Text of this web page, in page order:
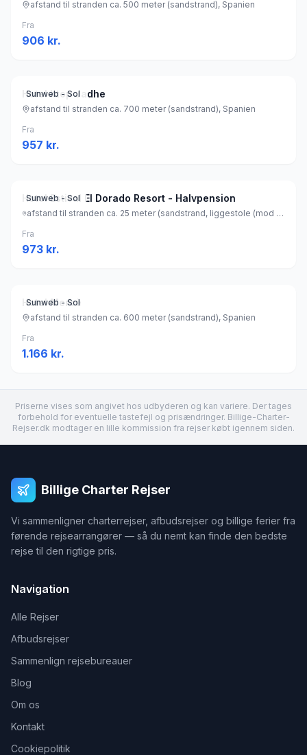
afstand til stranden ca. 500 meter (sandstrand), Spanien
Fra
906 kr.
Sunweb - Sol
Hotel htop Jadhe
afstand til stranden ca. 700 meter (sandstrand), Spanien
Fra
957 kr.
Sunweb - Sol
Hotel Estival El Dorado Resort - Halvpension
afstand til stranden ca. 25 meter (sandstrand, liggestole (mod betaling) , parasol (mod betaling) ), Spanien
Fra
973 kr.
Sunweb - Sol
Hotel Mercè
afstand til stranden ca. 600 meter (sandstrand), Spanien
Fra
1.166 kr.
Priserne vises som angivet hos udbyderen og kan variere. Der tages
forbehold for eventuelle tastefejl og prisændringer. Billige-Charter-
Rejser.dk modtager en lille kommission fra rejser købt igennem siden.
Billige Charter Rejser
Vi sammenligner charterrejser, afbudsrejser og billige ferier fra
førende rejsearrangører — så du nemt kan finde den bedste
rejse til den rigtige pris.
Navigation
Alle Rejser
Afbudsrejser
Sammenlign rejsebureauer
Blog
Om os
Kontakt
Cookiepolitik